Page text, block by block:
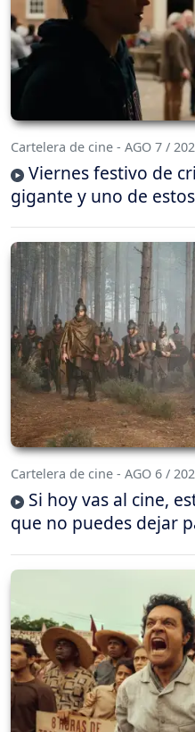
Cartelera de cine - AGO 7 /
Viernes festivo de
gigante y uno de
Cartelera de cine - AGO 6 /
Si hoy vas al cine,
que no puedes dejar